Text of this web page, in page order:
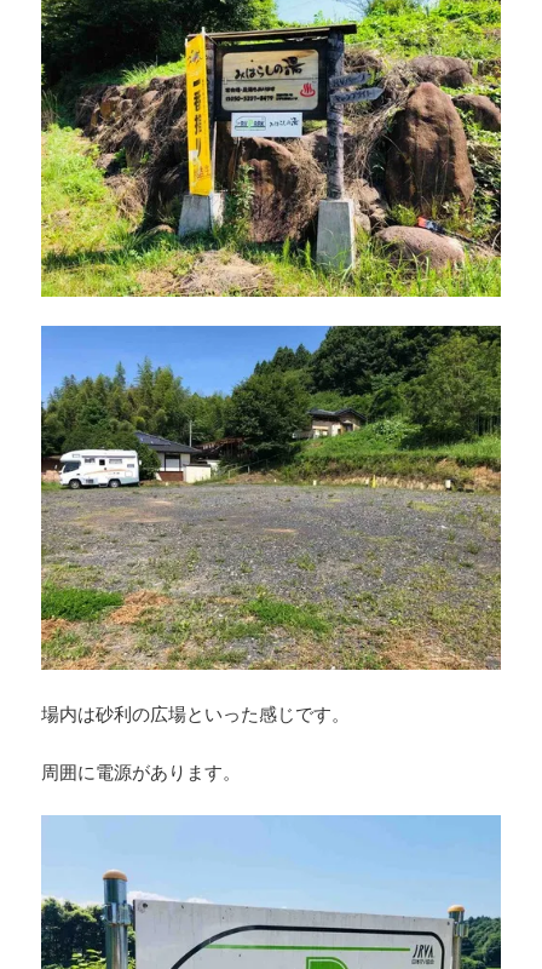
場内は砂利の広場といった感じです。
周囲に電源があります。